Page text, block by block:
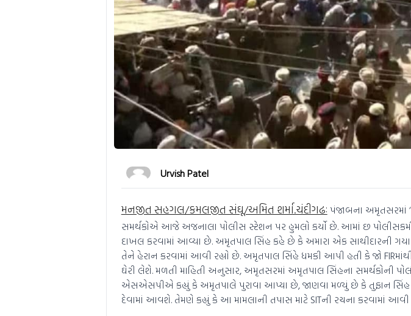
Urvish Patel
મનજીત સહગલ/કમલજીત સંઘૂ/અમિત શર્મા.ચંદીગઢઃ પંજાબના અમૃતસરમાં
સમર્થકોએ આજે ​​અજનાલા પોલીસ સ્ટેશન પર હુમલો કર્યો છે. આમાં છ
દાખલ કરવામાં આવ્યા છે. અમૃતપાલ સિંહ કહે છે કે અમારા એક સાથીદારની
તેને હેરાન કરવામાં આવી રહ્યો છે. અમૃતપાલ સિંહે ધમકી આપી હતી કે જો
ઘેરી લેશે. મળતી માહિતી અનુસાર, અમૃતસરમાં અમૃતપાલ સિંહના સમર્થકોની
એસએસપીએ કહ્યું કે અમૃતપાલે પુરાવા આપ્યા છે, જાણવા મળ્યું છે કે તુફાન સિંહ
દેવામાં આવશે. તેમણે કહ્યું કે આ મામલાની તપાસ માટે SITની રચના કરવામાં